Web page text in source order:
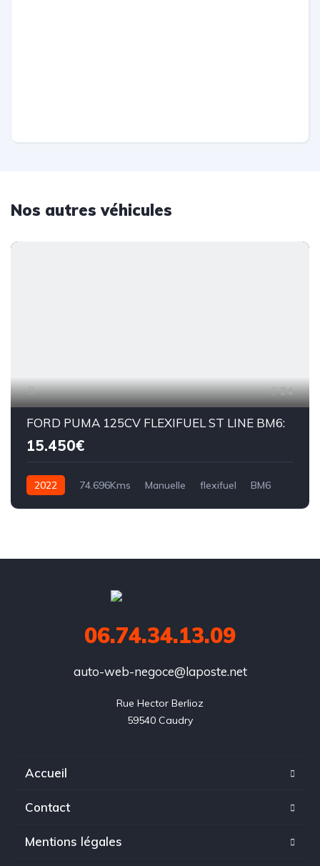
Nos autres véhicules
24
FORD PUMA 125CV FLEXIFUEL ST LINE BM6:
15.450€
2022 74.696Kms Manuelle flexifuel BM6
06.74.34.13.09
auto-web-negoce@laposte.net
Rue Hector Berlioz
59540 Caudry
Accueil
Contact
Mentions légales